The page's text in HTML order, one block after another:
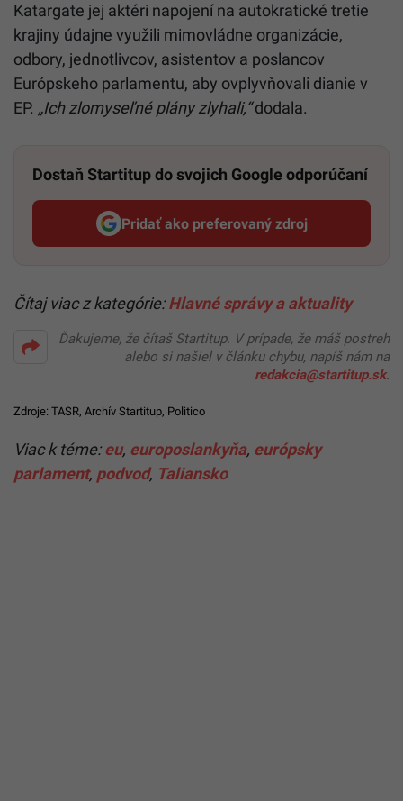
Katargate jej aktéri napojení na autokratické tretie
krajiny údajne využili mimovládne organizácie,
odbory, jednotlivcov, asistentov a poslancov
Európskeho parlamentu, aby ovplyvňovali dianie v
EP. „Ich zlomyseľné plány zlyhali,“dodala.
Dostaň Startitup do svojich Google odporúčaní
Pridať ako preferovaný zdroj
Startitup, odkaz sa otvorí v
Čítaj viac z kategórie:Hlavné správy a aktuality
Ďakujeme, že čítaš Startitup. V prípade, že máš postreh
alebo si našiel v článku chybu, napíš nám na
redakcia@startitup.sk.
Zdroje: TASR, Archív Startitup, Politico
Viac k téme:eu, europoslankyňa, európsky
parlament, podvod, Taliansko